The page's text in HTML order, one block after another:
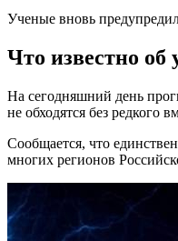
Ученые вновь
Что известно об
На сегодняшний день
не обходятся без редкого
Сообщается, что
многих регионов